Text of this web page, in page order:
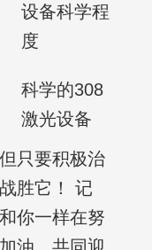
设备科学程
度
科学的308
激光设备
只要积极治
胜它！ 记
你一样在努